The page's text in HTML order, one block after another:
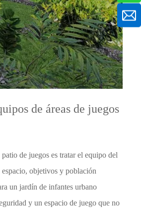
de áreas de juegos
de juegos es tratar el equipo del
espacio, objetivos y población
un jardín de infantes urbano
y un espacio de juego que no